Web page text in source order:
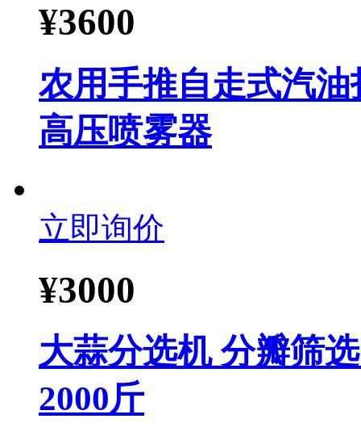
¥3600
农用手推自走式汽
高压喷雾器
立即询价
¥3000
大蒜分选机 分瓣筛
2000斤